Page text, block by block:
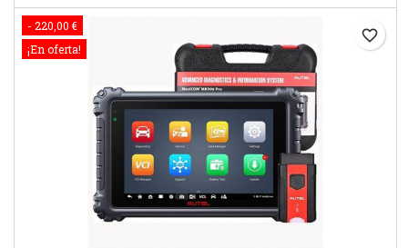
- 220,00 €
¡En oferta!
favorite_border